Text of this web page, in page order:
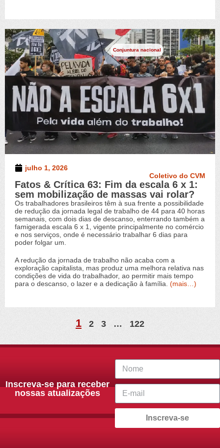
Conjuntura nacional
julho 1, 2026
Coletivo do CVM
Fatos & Crítica 63: Fim da escala 6 x 1:
sem mobilização de massas vai rolar?
Os trabalhadores brasileiros têm à sua frente a possibilidade
de redução da jornada legal de trabalho de 44 para 40 horas
semanais, com dois dias de descanso, enterrando também a
famigerada escala 6 x 1, vigente principalmente no comércio
e nos serviços, onde é necessário trabalhar 6 dias para
poder folgar um.
A redução da jornada de trabalho não acaba com a
exploração capitalista, mas produz uma melhora relativa nas
condições de vida do trabalhador, ao permitir mais tempo
para o descanso, o lazer e a dedicação à família. (mais…)
1 2 3 … 122
Inscreva-se para receber
nossas atualizações
Inscreva-se